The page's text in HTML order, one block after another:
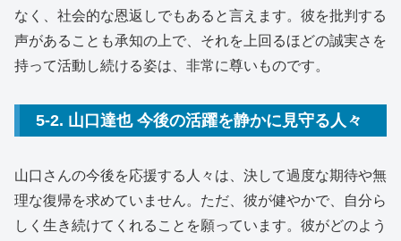
なく、社会的な恩返しでもあると言えます。彼を批判する
声があることも承知の上で、それを上回るほどの誠実さを
持って活動し続ける姿は、非常に尊いものです。
5-2. 山口達也 今後の活躍を静かに見守る人々
山口さんの今後を応援する人々は、決して過度な期待や無
理な復帰を求めていません。ただ、彼が健やかで、自分ら
しく生き続けてくれることを願っています。彼がどのよう